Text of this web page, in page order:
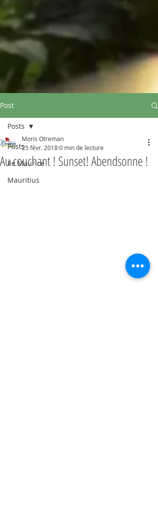
Post
Posts
Ile Maurice
Mauritius
Posts
Au couchant ! Sunset! Abendsonne !
Moris Otreman
25 févr. 20180 min de lecture